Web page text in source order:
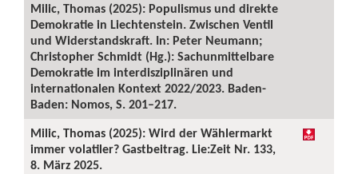
Milic, Thomas (2025): Populismus und direkte
Demokratie in Liechtenstein. Zwischen Ventil
und Widerstandskraft. In: Peter Neumann;
Christopher Schmidt (Hg.): Sachunmittelbare
Demokratie im interdisziplinären und
internationalen Kontext 2022/2023. Baden-
Baden: Nomos, S. 201–217.
Milic, Thomas (2025): Wird der Wählermarkt
immer volatiler? Gastbeitrag. Lie:Zeit Nr. 133,
8. März 2025.